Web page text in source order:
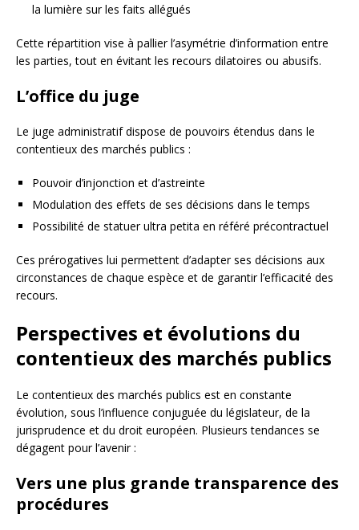
la lumière sur les faits allégués
Cette répartition vise à pallier l’asymétrie d’information entre
les parties, tout en évitant les recours dilatoires ou abusifs.
L’office du juge
Le juge administratif dispose de pouvoirs étendus dans le
contentieux des marchés publics :
Pouvoir d’injonction et d’astreinte
Modulation des effets de ses décisions dans le temps
Possibilité de statuer ultra petita en référé précontractuel
Ces prérogatives lui permettent d’adapter ses décisions aux
circonstances de chaque espèce et de garantir l’efficacité des
recours.
Perspectives et évolutions du
contentieux des marchés publics
Le contentieux des marchés publics est en constante
évolution, sous l’influence conjuguée du législateur, de la
jurisprudence et du droit européen. Plusieurs tendances se
dégagent pour l’avenir :
Vers une plus grande transparence des
procédures